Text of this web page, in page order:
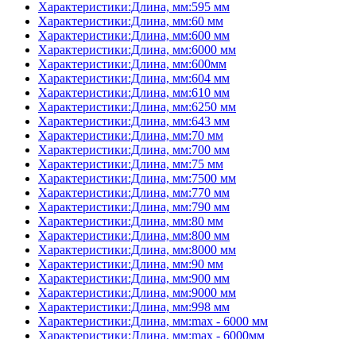
Характеристики:Длина, мм:595 мм
Характеристики:Длина, мм:60 мм
Характеристики:Длина, мм:600 мм
Характеристики:Длина, мм:6000 мм
Характеристики:Длина, мм:600мм
Характеристики:Длина, мм:604 мм
Характеристики:Длина, мм:610 мм
Характеристики:Длина, мм:6250 мм
Характеристики:Длина, мм:643 мм
Характеристики:Длина, мм:70 мм
Характеристики:Длина, мм:700 мм
Характеристики:Длина, мм:75 мм
Характеристики:Длина, мм:7500 мм
Характеристики:Длина, мм:770 мм
Характеристики:Длина, мм:790 мм
Характеристики:Длина, мм:80 мм
Характеристики:Длина, мм:800 мм
Характеристики:Длина, мм:8000 мм
Характеристики:Длина, мм:90 мм
Характеристики:Длина, мм:900 мм
Характеристики:Длина, мм:9000 мм
Характеристики:Длина, мм:998 мм
Характеристики:Длина, мм:max - 6000 мм
Характеристики:Длина, мм:max - 6000мм